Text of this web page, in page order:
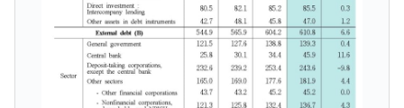
『Money1』
『韓国銀行』が「金の保有量を増やしま
す」⇒「金を経由するドル入手」手段ではないのか？
『Money1』
韓国･外為取引量「1日当たり1,214.4億ド